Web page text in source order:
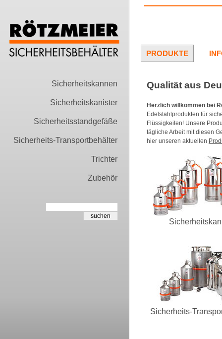
Sicherheitskannen
Sicherheitskanister
Sicherheitsstandgefäße
Sicherheits-Transportbehälter
Trichter
Zubehör
PRODUKTE
Qualität aus
Herzlich willkommen bei
Edelstahlprodukten für
Flüssigkeiten! Unsere
tägliche Arbeit mit diesen
hier unseren aktuellen
Sicherheits-